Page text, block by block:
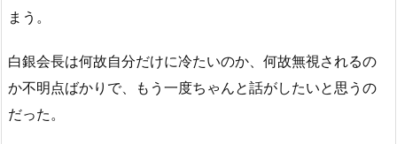
まう。
白銀会長は何故自分だけに冷たいのか、何故無視されるの
か不明点ばかりで、もう一度ちゃんと話がしたいと思うの
だった。